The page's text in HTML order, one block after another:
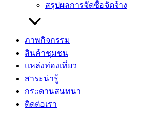
สรุปผลการจัดซื้อจัดจ้าง
ภาพกิจกรรม
สินค้าชุมชน
แหล่งท่องเที่ยว
สาระน่ารู้
กระดานสนทนา
ติดต่อเรา